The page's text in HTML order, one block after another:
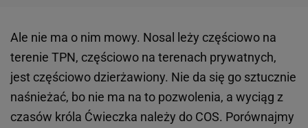
Ale nie ma o nim mowy. Nosal leży częściowo na
terenie TPN, częściowo na terenach prywatnych,
jest częściowo dzierżawiony. Nie da się go sztucznie
naśnieżać, bo nie ma na to pozwolenia, a wyciąg z
czasów króla Ćwieczka należy do COS. Porównajmy